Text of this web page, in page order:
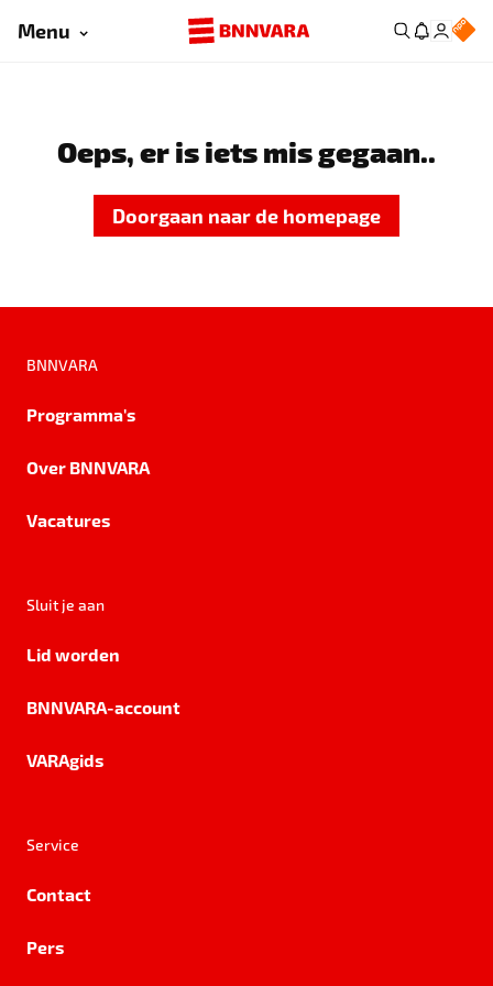
Menu
Oeps, er is iets mis gegaan..
Doorgaan naar de homepage
BNNVARA
Programma's
Over BNNVARA
Vacatures
Sluit je aan
Lid worden
BNNVARA-account
VARAgids
Service
Contact
Pers